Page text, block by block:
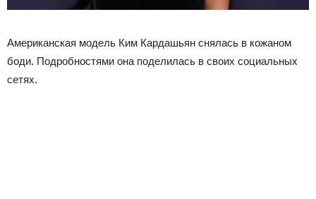
Американская модель Ким Кардашьян снялась в кожаном
боди. Подробностями она поделилась в своих социальных
сетях.